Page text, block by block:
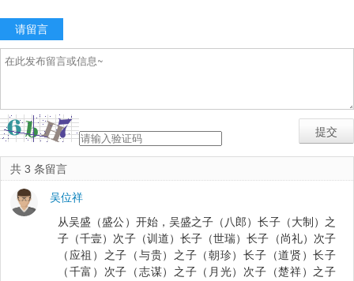
请留言
共 3 条留言
吴位祥
从吴盛（盛公）开始，吴盛之子（八郎）长子（大制）之
子（千壹）次子（训道）长子（世瑞）长子（尚礼）次子
（应祖）之子（与贵）之子（朝珍）长子（道贤）长子
（千富）次子（志谋）之子（月光）次子（楚祥）之子